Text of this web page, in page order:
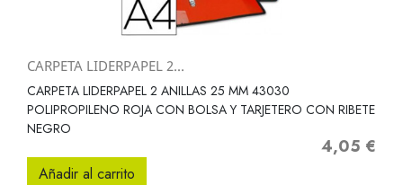
CARPETA LIDERPAPEL 2...
CARPETA LIDERPAPEL 2 ANILLAS 25 MM 43030
POLIPROPILENO ROJA CON BOLSA Y TARJETERO CON RIBETE
NEGRO
Precio
4,05 €
Añadir al carrito